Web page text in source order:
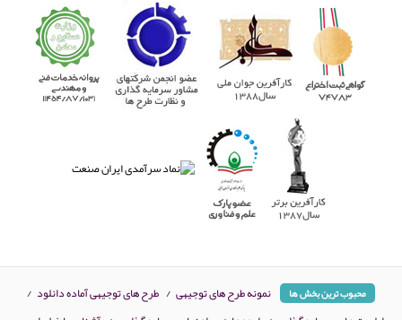
محبوب ترین بخش ها نمونه طرح های توجیهی / طرح های توجیهی آماده دانلود /